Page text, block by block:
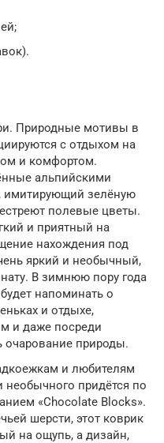
Природные мотивы в
с отдыхом на
и комфортом.
альпийскими
имитирующий зелёную
полевые цветы.
и приятный на
нахождения под
яркий и необычный,
В зимнюю пору года
напоминать о
и отдыхе,
и даже посреди
очарование природы.
и любителям
необычного придётся по
«Chocolate Blocks».
шерсти, этот коврик
на ощупь, а дизайн,